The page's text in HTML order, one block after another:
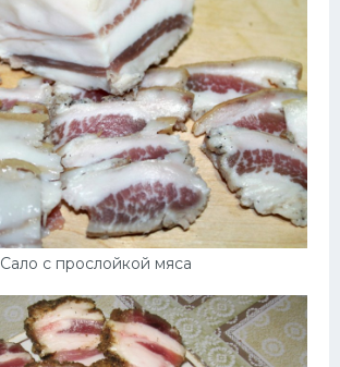
Сало с прослойкой мяса